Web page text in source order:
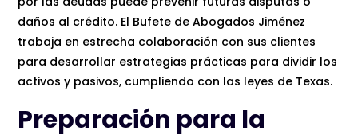
daños al crédito. El Bufete de Abogados Jiménez
trabaja en estrecha colaboración con sus clientes
para desarrollar estrategias prácticas para dividir los
activos y pasivos, cumpliendo con las leyes de Texas.
Preparación para la